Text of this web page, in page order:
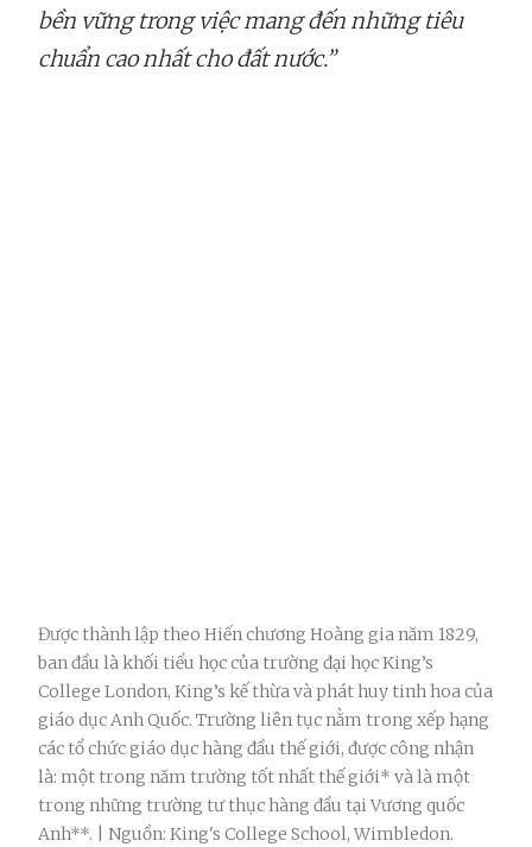
bền vững trong việc mang đến những tiêu
chuẩn cao nhất cho đất nước.”
Được thành lập theo Hiến chương Hoàng gia năm 1829,
ban đầu là khối tiểu học của trường đại học King’s
College London, King’s kế thừa và phát huy tinh hoa của
giáo dục Anh Quốc. Trường liên tục nằm trong xếp hạng
các tổ chức giáo dục hàng đầu thế giới, được công nhận
là: một trong năm trường tốt nhất thế giới* và là một
trong những trường tư thục hàng đầu tại Vương quốc
Anh**. | Nguồn: King's College School, Wimbledon.